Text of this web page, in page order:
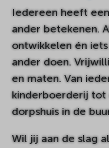
Iedereen heeft
ander betekenen.
ontwikkelen én
ander doen.
en maten. Van
kinderboerderij tot
dorpshuis in de
Wil jij aan de slag